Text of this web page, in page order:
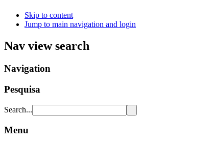
Skip to content
Jump to main navigation and login
Nav view search
Navigation
Pesquisa
Search...
Menu